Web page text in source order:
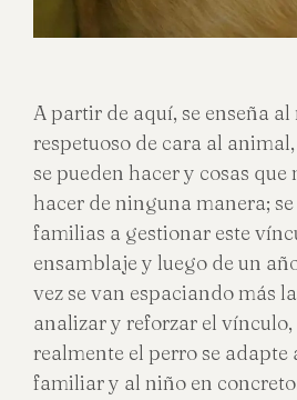
A partir de aquí, se enseña
respetuoso de cara al
se pueden hacer y cosas que
hacer de ninguna manera; se
familias a gestionar este
ensamblaje y luego de un
vez se van espaciando más
analizar y reforzar el
realmente el perro se adapte
familiar y al niño en